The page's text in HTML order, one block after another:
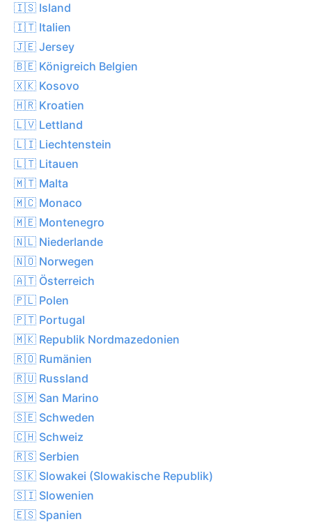
🇮🇸 Island
🇮🇹 Italien
🇯🇪 Jersey
🇧🇪 Königreich Belgien
🇽🇰 Kosovo
🇭🇷 Kroatien
🇱🇻 Lettland
🇱🇮 Liechtenstein
🇱🇹 Litauen
🇲🇹 Malta
🇲🇨 Monaco
🇲🇪 Montenegro
🇳🇱 Niederlande
🇳🇴 Norwegen
🇦🇹 Österreich
🇵🇱 Polen
🇵🇹 Portugal
🇲🇰 Republik Nordmazedonien
🇷🇴 Rumänien
🇷🇺 Russland
🇸🇲 San Marino
🇸🇪 Schweden
🇨🇭 Schweiz
🇷🇸 Serbien
🇸🇰 Slowakei (Slowakische Republik)
🇸🇮 Slowenien
🇪🇸 Spanien